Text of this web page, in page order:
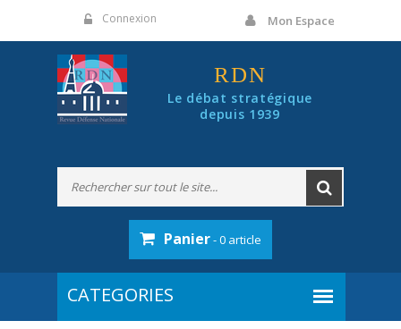
Connexion Mon Espace
RDN
Le débat stratégique
depuis 1939
Panier- 0 article